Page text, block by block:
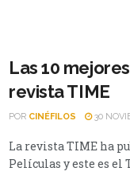
Las 10
revista TIME
POR CINÉFILOS 30
La revista TIME ha
Películas y este es el